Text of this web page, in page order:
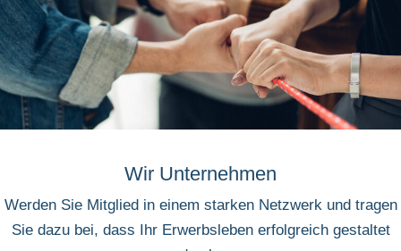
Wir Unternehmen
Werden Sie Mitglied in einem starken Netzwerk und tragen
Sie dazu bei, dass Ihr Erwerbsleben erfolgreich gestaltet